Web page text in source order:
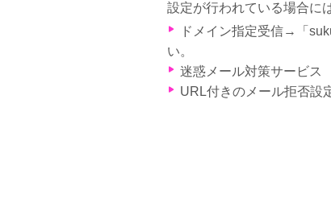
設定が行われている場合に
ドメイン指定受信→「
い。
迷惑メール対策サービス
URL付きのメール拒否設